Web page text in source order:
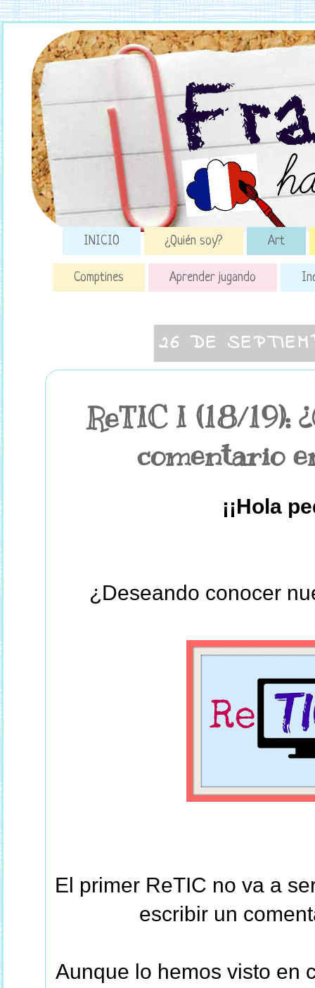
INICIO ¿Quién soy? Art
Comptines Aprender jugando
26 DE
ReTIC I (18/19):
comentario
¡¡Hola
¿Deseando conocer
El primer ReTIC no va a
escribir un
Aunque lo hemos visto en